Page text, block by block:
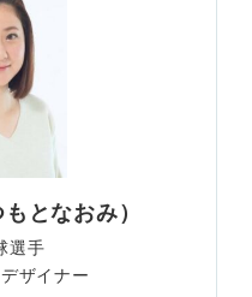
となおみ）
選手
ザイナー